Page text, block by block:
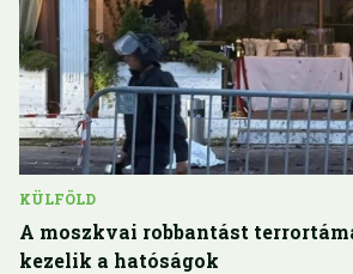
KÜLFÖLD
A moszkvai robbantást
kezelik a hatóságok